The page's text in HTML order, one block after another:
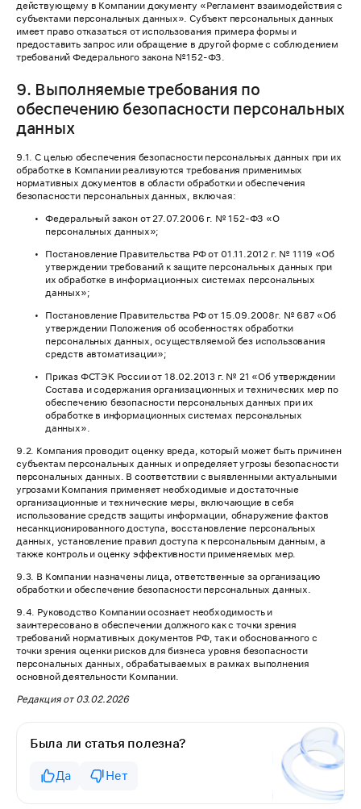
действующему в Компании документу «Регламент взаимодействия с
субъектами персональных данных». Субъект персональных данных
имеет право отказаться от использования примера формы и
предоставить запрос или обращение в другой форме с соблюдением
требований Федерального закона №152-ФЗ.
9. Выполняемые требования по
обеспечению безопасности персональных
данных
9.1. С целью обеспечения безопасности персональных данных при их
обработке в Компании реализуются требования применимых
нормативных документов в области обработки и обеспечения
безопасности персональных данных, включая:
Федеральный закон от 27.07.2006 г. № 152-ФЗ «О
персональных данных»;
Постановление Правительства РФ от 01.11.2012 г. № 1119 «Об
утверждении требований к защите персональных данных при
их обработке в информационных системах персональных
данных»;
Постановление Правительства РФ от 15.09.2008г. № 687 «Об
утверждении Положения об особенностях обработки
персональных данных, осуществляемой без использования
средств автоматизации»;
Приказ ФСТЭК России от 18.02.2013 г. № 21 «Об утверждении
Состава и содержания организационных и технических мер по
обеспечению безопасности персональных данных при их
обработке в информационных системах персональных
данных».
9.2. Компания проводит оценку вреда, который может быть причинен
субъектам персональных данных и определяет угрозы безопасности
персональных данных. В соответствии с выявленными актуальными
угрозами Компания применяет необходимые и достаточные
организационные и технические меры, включающие в себя
использование средств защиты информации, обнаружение фактов
несанкционированного доступа, восстановление персональных
данных, установление правил доступа к персональным данным, а
также контроль и оценку эффективности применяемых мер.
9.3. В Компании назначены лица, ответственные за организацию
обработки и обеспечение безопасности персональных данных.
9.4. Руководство Компании осознает необходимость и
заинтересовано в обеспечении должного как с точки зрения
требований нормативных документов РФ, так и обоснованного с
точки зрения оценки рисков для бизнеса уровня безопасности
персональных данных, обрабатываемых в рамках выполнения
основной деятельности Компании.
Редакция от 03.02.2026
Была ли статья полезна?
Да Нет